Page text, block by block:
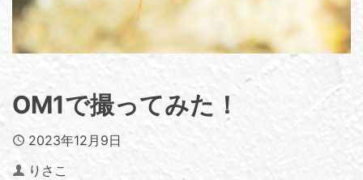
OM1で撮ってみた！
Published
2023年12月9日
Author
りさこ